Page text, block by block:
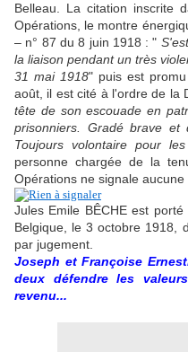
Belleau. La citation inscrite
Opérations, le montre
– n° 87 du 8 juin 1918 : "
la liaison pendant un très
31 mai 1918" puis est
août, il est cité à l'ordre de la
tête de son escouade en
prisonniers. Gradé brave et
Toujours volontaire pour
personne chargée de la
Opérations ne signale aucune
Jules Emile BÊCHE est
Belgique, le 3 octobre 1918,
par jugement.
Joseph et Françoise
deux défendre les
revenu...